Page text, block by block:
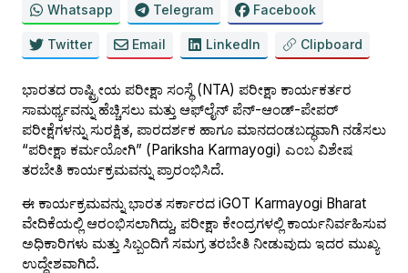
Whatsapp Telegram Facebook
Twitter Email LinkedIn Clipboard
ಭಾರತದ ರಾಷ್ಟ್ರೀಯ ಪರೀಕ್ಷಾ ಸಂಸ್ಥೆ (NTA) ಪರೀಕ್ಷಾ ಕಾರ್ಯಕರ್ತರ
ಸಾಮರ್ಥ್ಯವನ್ನು ಹೆಚ್ಚಿಸಲು ಮತ್ತು ಆಫ್‌ಲೈನ್ ಪೆನ್-ಆಂಡ್-ಪೇಪರ್
ಪರೀಕ್ಷೆಗಳನ್ನು ಸುರಕ್ಷಿತ, ಪಾರದರ್ಶಕ ಹಾಗೂ ಮಾನದಂಡಬದ್ಧವಾಗಿ ನಡೆಸಲು
“ಪರೀಕ್ಷಾ ಕರ್ಮಯೋಗಿ” (Pariksha Karmayogi) ಎಂಬ ವಿಶೇಷ
ತರಬೇತಿ ಕಾರ್ಯಕ್ರಮವನ್ನು ಪ್ರಾರಂಭಿಸಿದೆ.
ಈ ಕಾರ್ಯಕ್ರಮವನ್ನು ಭಾರತ ಸರ್ಕಾರದ iGOT Karmayogi Bharat
ವೇದಿಕೆಯಲ್ಲಿ ಆರಂಭಿಸಲಾಗಿದ್ದು, ಪರೀಕ್ಷಾ ಕೇಂದ್ರಗಳಲ್ಲಿ ಕಾರ್ಯನಿರ್ವಹಿಸುವ
ಅಧಿಕಾರಿಗಳು ಮತ್ತು ಸಿಬ್ಬಂದಿಗೆ ಸಮಗ್ರ ತರಬೇತಿ ನೀಡುವುದು ಇದರ ಮುಖ್ಯ
ಉದ್ದೇಶವಾಗಿದೆ.